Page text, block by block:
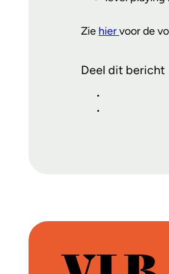
Zie hiervoor de
Deel dit bericht